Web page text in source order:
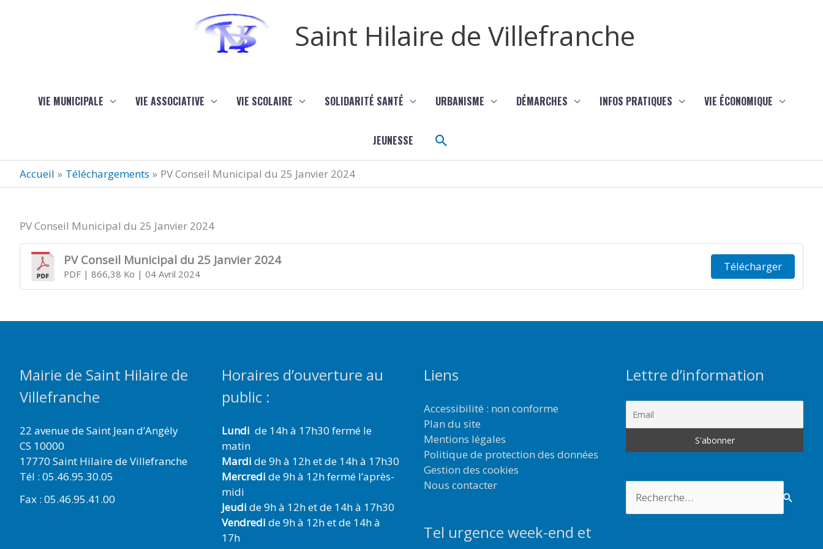
Saint Hilaire de Villefranche
VIE MUNICIPALE VIE ASSOCIATIVE VIE SCOLAIRE SOLIDARITÉ SANTÉ URBANISME DÉMARCHES INFOS PRATIQUES VIE ÉCONOMIQUE
JEUNESSE Rechercher
Accueil Téléchargements PV Conseil Municipal du 25 Janvier 2024
PV Conseil Municipal du 25 Janvier 2024
PV Conseil Municipal du 25 Janvier 2024
PDF| 866,38 Ko | 04 Avril 2024
Télécharger
Mairie de Saint Hilaire de
Villefranche
22 avenue de Saint Jean d’Angély
CS 10000
17770 Saint Hilaire de Villefranche
Tél : 05.46.95.30.05
Fax : 05.46.95.41.00
Horaires d’ouverture au
public :
Lundi de 14h à 17h30 fermé le
matin
Mardi de 9h à 12h et de 14h à 17h30
Mercredi de 9h à 12h fermé l’après-
midi
Jeudi de 9h à 12h et de 14h à 17h30
Vendredi de 9h à 12h et de 14h à
17h
Liens
Accessibilité : non conforme
Plan du site
Mentions légales
Politique de protection des données
Gestion des cookies
Nous contacter
Tel urgence week-end et
Lettre d’information